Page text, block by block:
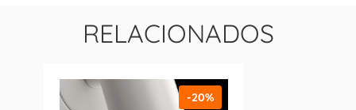
RELACIONADOS
-20%